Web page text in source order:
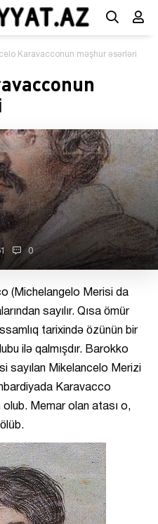
Karavacconun məşhur əsərləri
0
(Michelangelo Merisi da
sayılır. Qısa ömür
tarixində özünün bir
ilə qalmışdır. Barokko
sayılan Mikelancelo Merizi
Karavacco
Memar olan atası o,